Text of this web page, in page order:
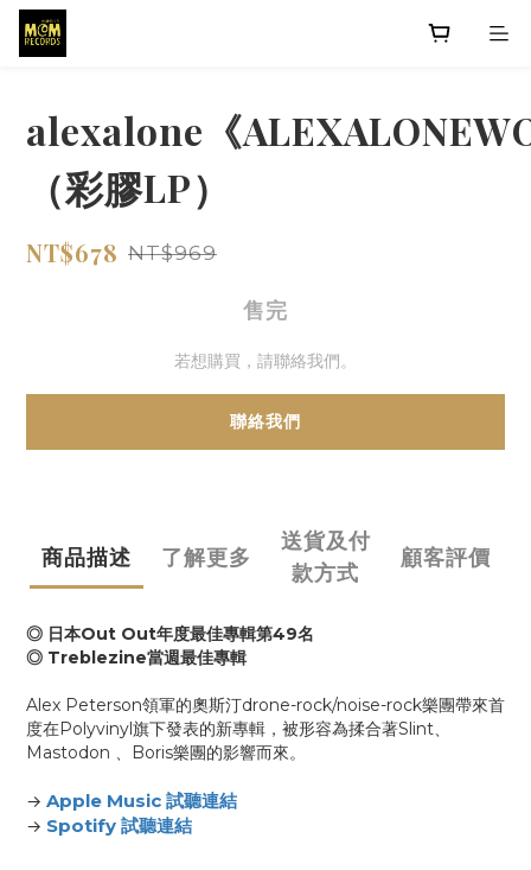
alexalone《
（彩膠LP）
NT$678 NT$969
售完
若想購買，請聯絡我們。
聯絡我們
商品描述 了解更多
送貨及付
款方式
顧客評價
◎ 日本Out Out年度最佳專輯第49名
◎ Treblezine當週最佳專輯
Alex Peterson領軍的奧斯汀drone-rock/noise-rock樂團帶來首
度在Polyvinyl旗下發表的新專輯，被形容為揉合著Slint、
Mastodon 、Boris樂團的影響而來。
→ Apple Music 試聽連結
→ Spotify 試聽連結